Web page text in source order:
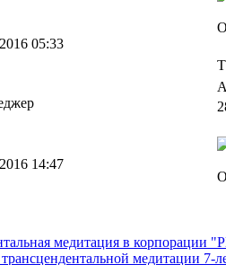
05:33
14:47
медитация в корпорации
медитации 7-